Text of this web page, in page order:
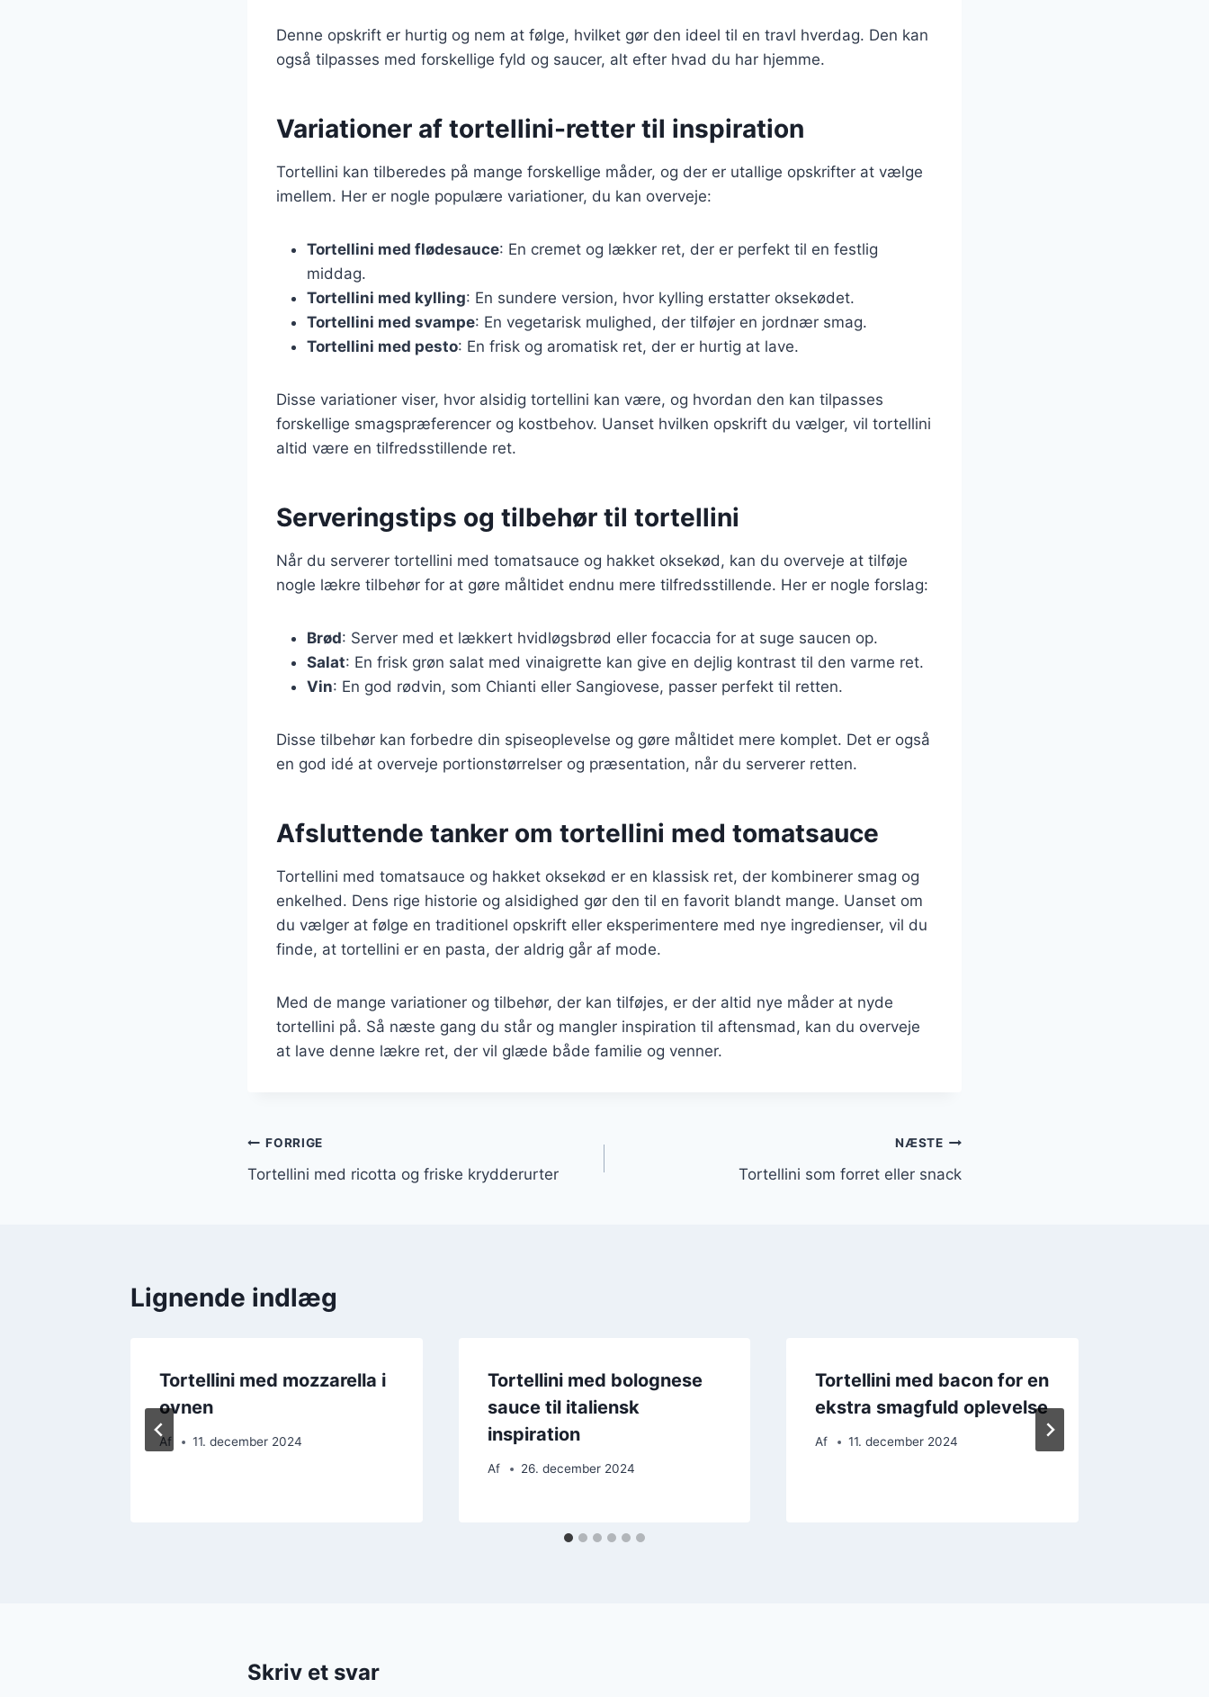
Denne opskrift er hurtig og nem at følge, hvilket gør den ideel til en travl hverdag. Den kan
også tilpasses med forskellige fyld og saucer, alt efter hvad du har hjemme.
Variationer af tortellini-retter til inspiration
Tortellini kan tilberedes på mange forskellige måder, og der er utallige opskrifter at vælge
imellem. Her er nogle populære variationer, du kan overveje:
Tortellini med flødesauce: En cremet og lækker ret, der er perfekt til en festlig
middag.
Tortellini med kylling: En sundere version, hvor kylling erstatter oksekødet.
Tortellini med svampe: En vegetarisk mulighed, der tilføjer en jordnær smag.
Tortellini med pesto: En frisk og aromatisk ret, der er hurtig at lave.
Disse variationer viser, hvor alsidig tortellini kan være, og hvordan den kan tilpasses
forskellige smagspræferencer og kostbehov. Uanset hvilken opskrift du vælger, vil tortellini
altid være en tilfredsstillende ret.
Serveringstips og tilbehør til tortellini
Når du serverer tortellini med tomatsauce og hakket oksekød, kan du overveje at tilføje
nogle lækre tilbehør for at gøre måltidet endnu mere tilfredsstillende. Her er nogle forslag:
Brød: Server med et lækkert hvidløgsbrød eller focaccia for at suge saucen op.
Salat: En frisk grøn salat med vinaigrette kan give en dejlig kontrast til den varme ret.
Vin: En god rødvin, som Chianti eller Sangiovese, passer perfekt til retten.
Disse tilbehør kan forbedre din spiseoplevelse og gøre måltidet mere komplet. Det er også
en god idé at overveje portionstørrelser og præsentation, når du serverer retten.
Afsluttende tanker om tortellini med tomatsauce
Tortellini med tomatsauce og hakket oksekød er en klassisk ret, der kombinerer smag og
enkelhed. Dens rige historie og alsidighed gør den til en favorit blandt mange. Uanset om
du vælger at følge en traditionel opskrift eller eksperimentere med nye ingredienser, vil du
finde, at tortellini er en pasta, der aldrig går af mode.
Med de mange variationer og tilbehør, der kan tilføjes, er der altid nye måder at nyde
tortellini på. Så næste gang du står og mangler inspiration til aftensmad, kan du overveje
at lave denne lækre ret, der vil glæde både familie og venner.
Indlægsnavigation
FORRIGE
Tortellini med ricotta og friske krydderurter
NÆSTE
Tortellini som forret eller snack
Lignende indlæg
Tortellini med mozzarella i
ovnen
Af 11. december 2024
Tortellini med bolognese
sauce til italiensk
inspiration
Af 26. december 2024
Tortellini med bacon for en
ekstra smagfuld oplevelse
Af 11. december 2024
Skriv et svar